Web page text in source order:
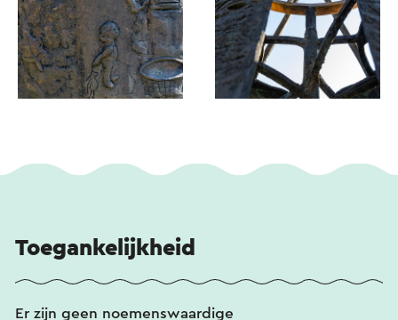
Toegankelijkheid
Er zijn geen noemenswaardige